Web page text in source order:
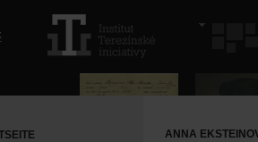
ANNA